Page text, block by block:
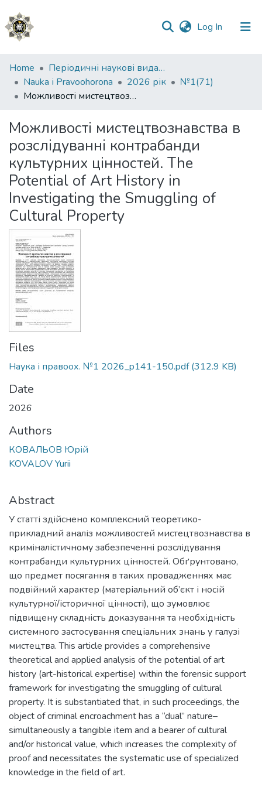
Log In (current)
Communities
&
Collections
Statistics
Home
Періодичні наукові видання НАВС
Nauka і Рravoohorona
2026 рік
№1(71)
Можливості мистецтвознавства в розслідуванні контрабанди культурних цінностей. The Potential of Art History in Investigating the Smuggling of Cultural Property
Можливості мистецтвознавства в
розслідуванні контрабанди
культурних цінностей. The
Potential of Art History in
Investigating the Smuggling of
Cultural Property
Files
Наука і правоох. №1 2026_p141-150.pdf(312.9 KB)
Date
2026
Authors
КОВАЛЬОВ Юрій
KOVALOV Yurii
Abstract
У статті здійснено комплексний теоретико-
прикладний аналіз можливостей мистецтвознавства в
криміналістичному забезпеченні розслідування
контрабанди культурних цінностей. Обґрунтовано,
що предмет посягання в таких провадженнях має
подвійний характер (матеріальний об’єкт і носій
культурної/історичної цінності), що зумовлює
підвищену складність доказування та необхідність
системного застосування спеціальних знань у галузі
мистецтва. This article provides a comprehensive
theoretical and applied analysis of the potential of art
history (art-historical expertise) within the forensic support
framework for investigating the smuggling of cultural
property. It is substantiated that, in such proceedings, the
object of criminal encroachment has a “dual” nature–
simultaneously a tangible item and a bearer of cultural
and/or historical value, which increases the complexity of
proof and necessitates the systematic use of specialized
knowledge in the field of art.